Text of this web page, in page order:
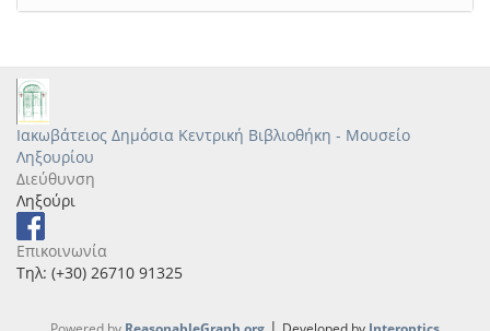
Ιακωβάτειος Δημόσια Κεντρική Βιβλιοθήκη - Μουσείο
Ληξουρίου
Διεύθυνση
Ληξούρι
Επικοινωνία
Τηλ: (+30) 26710 91325